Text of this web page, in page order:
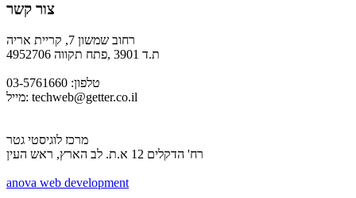
צור קשר
רחוב שמשון 7, קריית אריה
ת.ד 3901 ,פתח תקווה 4952706
טלפון: 03-5761660
מייל: techweb@getter.co.il
מרכז לוגיסטי גטר
רח' הדקלים 12 א.ת. לב הארץ, ראש העין
anova web development